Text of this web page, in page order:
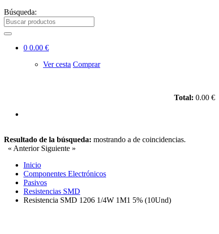
Búsqueda:
0 0.00 €
Ver cesta Comprar
Total: 0.00 €
Resultado de la búsqueda: mostrando a de coincidencias.
« Anterior Siguiente »
Inicio
Componentes Electrónicos
Pasivos
Resistencias SMD
Resistencia SMD 1206 1/4W 1M1 5% (10Und)